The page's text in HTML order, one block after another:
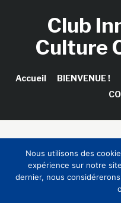
Club
Culture
Accueil BIENVENUE !
Nous utilisons des
expérience sur notre
dernier, nous